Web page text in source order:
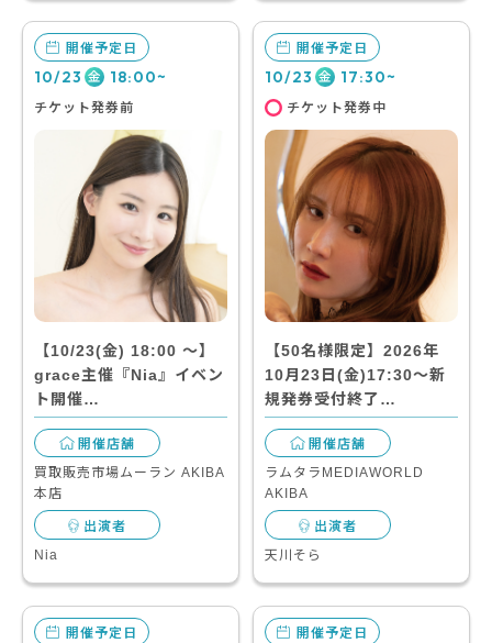
開催予定日
10/23 金 18:00~
チケット発券前
【10/23(金) 18:00 〜】
grace主催『Nia』イベン
ト開催…
開催店舗
買取販売市場ムーラン AKIBA
本店
出演者
Nia
開催予定日
10/23 金 17:30~
チケット発券中
【50名様限定】2026年
10月23日(金)17:30～新
規発券受付終了…
開催店舗
ラムタラMEDIAWORLD
AKIBA
出演者
天川そら
開催予定日 開催予定日